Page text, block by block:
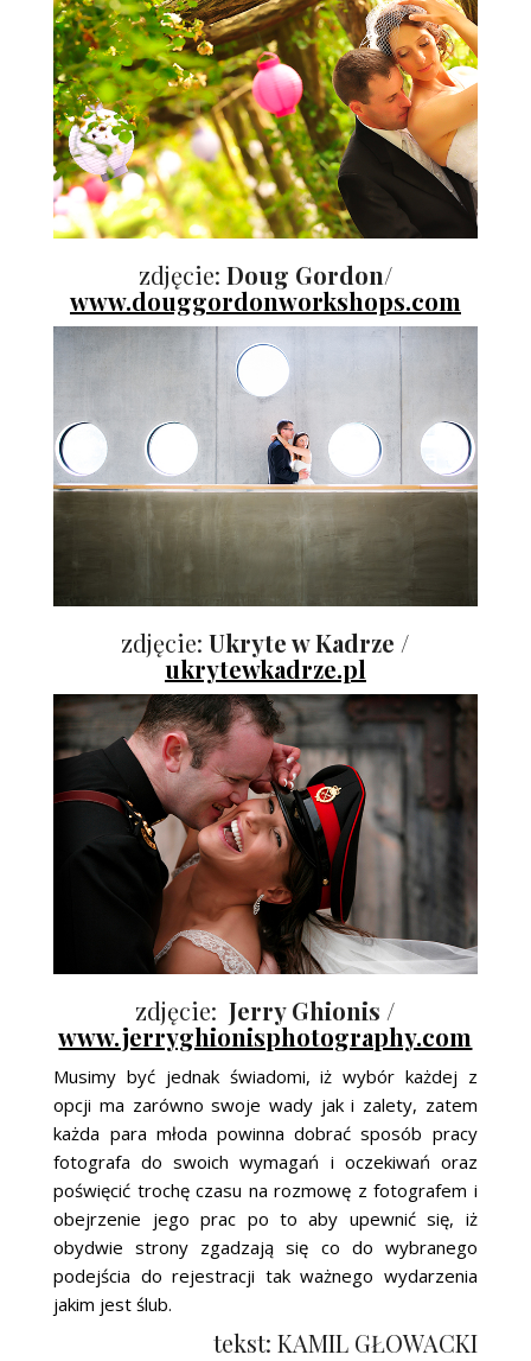
zdjęcie: Doug Gordon/
www.douggordonworkshops.com
zdjęcie:Ukryte w Kadrze /
ukrytewkadrze.pl
zdjęcie: Jerry Ghionis /
www.jerryghionisphotography.com
Musimy być jednak świadomi, iż wybór każdej z
opcji ma zarówno swoje wady jak i zalety, zatem
każda para młoda powinna dobrać sposób pracy
fotografa do swoich wymagań i oczekiwań oraz
poświęcić trochę czasu na rozmowę z fotografem i
obejrzenie jego prac po to aby upewnić się, iż
obydwie strony zgadzają się co do wybranego
podejścia do rejestracji tak ważnego wydarzenia
jakim jest ślub.
tekst: KAMIL GŁOWACKI